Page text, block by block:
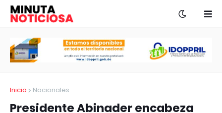
Inicio Nacionales
Presidente Abinader encabeza